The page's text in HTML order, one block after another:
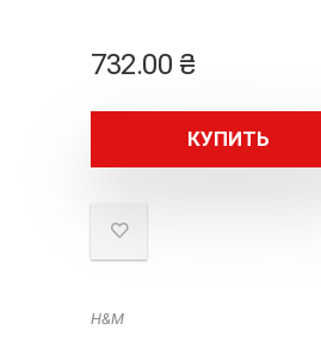
732.00 ₴
КУПИТЬ
H&M